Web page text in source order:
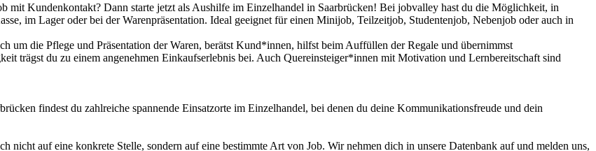
mit Kundenkontakt? Dann starte jetzt als Aushilfe im Einzelhandel in Saarbrücken! Bei jobvalley hast du die Möglichkeit, in
im Lager oder bei der Warenpräsentation. Ideal geeignet für einen Minijob, Teilzeitjob, Studentenjob, Nebenjob oder auch in
um die Pflege und Präsentation der Waren, berätst Kund*innen, hilfst beim Auffüllen der Regale und übernimmst
trägst du zu einem angenehmen Einkaufserlebnis bei. Auch Quereinsteiger*innen mit Motivation und Lernbereitschaft sind
findest du zahlreiche spannende Einsatzorte im Einzelhandel, bei denen du deine Kommunikationsfreude und dein
nicht auf eine konkrete Stelle, sondern auf eine bestimmte Art von Job. Wir nehmen dich in unsere Datenbank auf und melden uns,